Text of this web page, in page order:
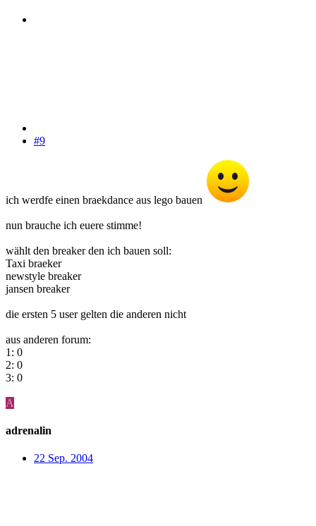
#9
ich werdfe einen braekdance aus lego bauen
nun brauche ich euere stimme!
wählt den breaker den ich bauen soll:
Taxi braeker
newstyle breaker
jansen breaker
die ersten 5 user gelten die anderen nicht
aus anderen forum:
1: 0
2: 0
3: 0
A
adrenalin
22 Sep. 2004